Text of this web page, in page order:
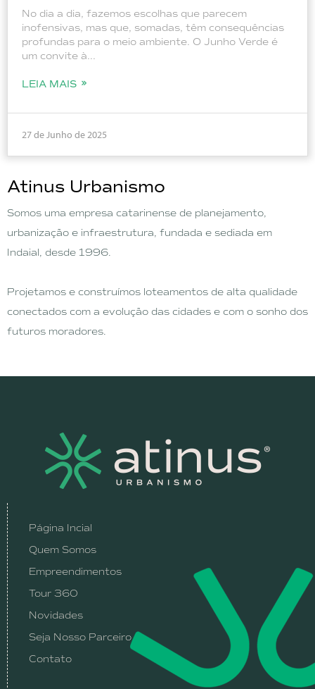
No dia a dia, fazemos escolhas que parecem
inofensivas, mas que, somadas, têm consequências
profundas para o meio ambiente. O Junho Verde é
um convite à...
LEIA MAIS
27 de Junho de 2025
Atinus Urbanismo
Somos uma empresa catarinense de planejamento,
urbanização e infraestrutura, fundada e sediada em
Indaial, desde 1996.
Projetamos e construímos loteamentos de alta qualidade
conectados com a evolução das cidades e com o sonho dos
futuros moradores.
Página Incial
Quem Somos
Empreendimentos
Tour 360
Novidades
Seja Nosso Parceiro
Contato